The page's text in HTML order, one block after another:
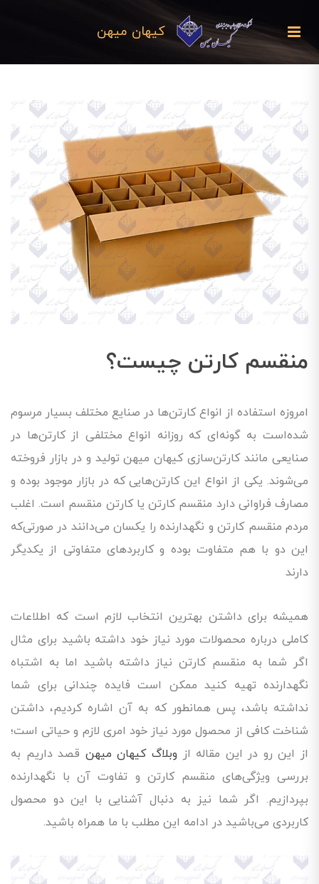
کیهان میهن
منقسم کارتن چیست؟
امروزه استفاده از انواع کارتن‌ها در صنایع مختلف بسیار مرسوم
شده‌است به گونه‌ای که روزانه انواع مختلفی از کارتن‌ها در
صنایعی مانند کارتن‌سازی کیهان میهن تولید و در بازار فروخته
می‌شوند. یکی از انواع این کارتن‌هایی که در بازار موجود بوده و
مصارف فراوانی دارد منقسم کارتن یا کارتن منقسم است. اغلب
مردم منقسم کارتن و نگهدارنده را یکسان می‌دانند در صورتی‌که
این دو با هم متفاوت بوده و کاربرد‌های متفاوتی از یکدیگر
دارند
همیشه برای داشتن بهترین انتخاب لازم است که اطلاعات
کاملی درباره محصولات مورد نیاز خود داشته باشید برای مثال
اگر شما به منقسم کارتن نیاز داشته باشید اما به اشتباه
نگهدارنده تهیه کنید ممکن است فایده چندانی برای شما
نداشته باشد، پس همانطور که به آن اشاره کردیم، داشتن
شناخت کافی از محصول مورد نیاز خود امری لازم و حیاتی است؛
از این رو در این مقاله از وبلاگ کیهان میهن قصد داریم به
بررسی ویژگی‌های منقسم کارتن و تفاوت آن با نگهدارنده
بپردازیم. اگر شما نیز به دنبال آشنایی با این دو محصول
کاربردی می‌باشید در ادامه این مطلب با ما همراه باشید.